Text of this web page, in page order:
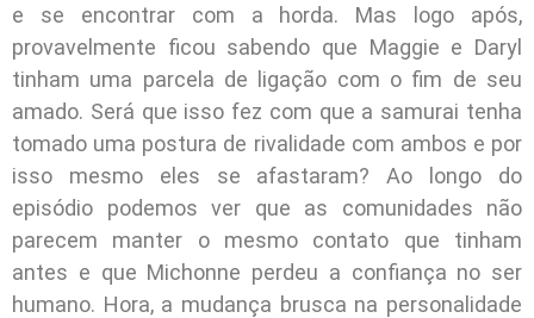
e se encontrar com a horda. Mas logo após,
provavelmente ficou sabendo que Maggie e Daryl
tinham uma parcela de ligação com o fim de seu
amado. Será que isso fez com que a samurai tenha
tomado uma postura de rivalidade com ambos e por
isso mesmo eles se afastaram? Ao longo do
episódio podemos ver que as comunidades não
parecem manter o mesmo contato que tinham
antes e que Michonne perdeu a confiança no ser
humano. Hora, a mudança brusca na personalidade